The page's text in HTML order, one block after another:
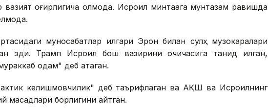
оғирлигича қолмоқда. Исроил минтақага мунтазам равишда
муносабатлар илгари Эрон билан сулҳ музокаралари
эди. Трамп Исроил бош вазирини очиқчасига танқид қилган,
одам" деб атаган.
келишмовчилик" деб таърифлаган ва АҚШ ва Исроилнинг
мақсадлари борлигини айтган.